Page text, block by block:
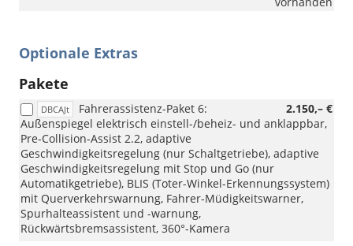
Optionale Extras
Pakete
DBCAJt 2.150,– €
Fahrerassistenz-Paket 6:
Außenspiegel elektrisch einstell-/beheiz- und anklappbar,
Pre-Collision-Assist 2.2, adaptive
Geschwindigkeitsregelung (nur Schaltgetriebe), adaptive
Geschwindigkeitsregelung mit Stop und Go (nur
Automatikgetriebe), BLIS (Toter-Winkel-Erkennungssystem)
mit Querverkehrswarnung, Fahrer-Müdigkeitswarner,
Spurhalteassistent und -warnung,
Rückwärtsbremsassistent, 360°-Kamera